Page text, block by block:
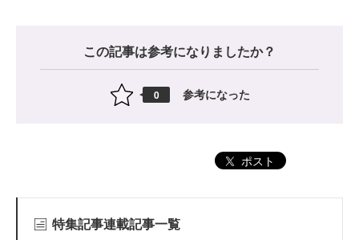
この記事は参考になりましたか？
0 参考になった
ポスト
特集記事連載記事一覧